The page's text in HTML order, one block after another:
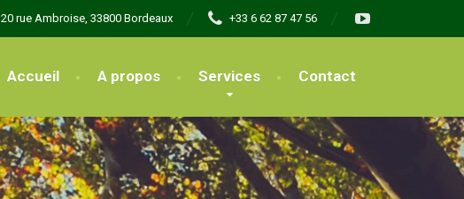
20 rue Ambroise, 33800 Bordeaux +33 6 62 87 47 56
Accueil A propos Services Contact